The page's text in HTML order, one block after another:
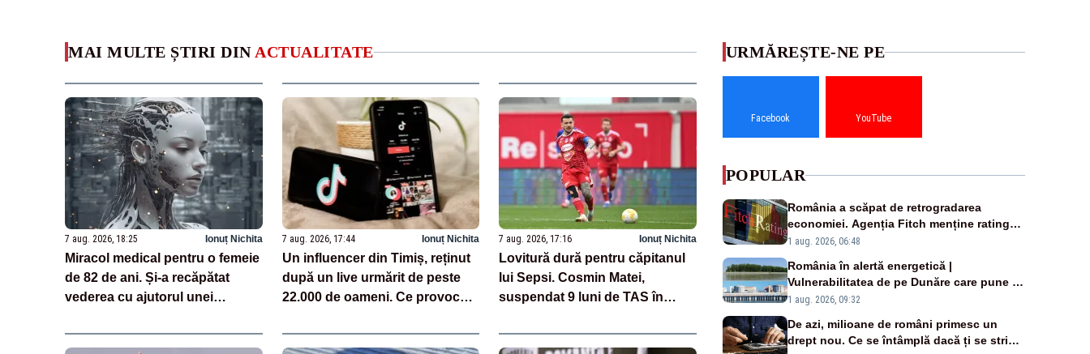
MAI MULTE ȘTIRI DIN ACTUALITATE
7 aug. 2026, 18:25 Ionuț Nichita
Miracol medical pentru o femeie
de 82 de ani. Și-a recăpătat
vederea cu ajutorul unei
7 aug. 2026, 17:44 Ionuț Nichita
Un influencer din Timiș, reținut
după un live urmărit de peste
22.000 de oameni. Ce provocări
7 aug. 2026, 17:16 Ionuț Nichita
Lovitură dură pentru căpitanul
lui Sepsi. Cosmin Matei,
suspendat 9 luni de TAS în
URMĂREȘTE-NE PE
Facebook YouTube
POPULAR
România a scăpat de retrogradarea
economiei. Agenția Fitch menține ratingul
„BBB-” cu perspectivă negativă
1 aug. 2026, 06:48
România în alertă energetică |
Vulnerabilitatea de pe Dunăre care pune în
pericol Centrala Cernavodă era cunoscută
1 aug. 2026, 09:32
De azi, milioane de români primesc un
drept nou. Ce se întâmplă dacă ți se strică